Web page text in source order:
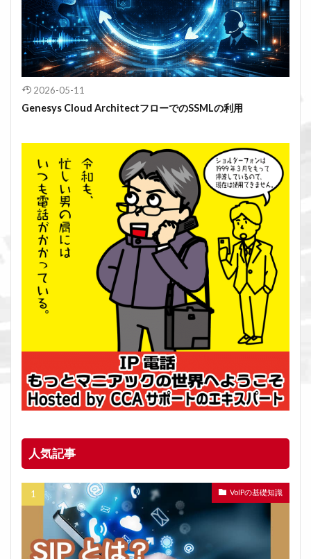
2026-05-11
Genesys Cloud ArchitectフローでのSSMLの利用
人気記事
VoIPの基礎知識